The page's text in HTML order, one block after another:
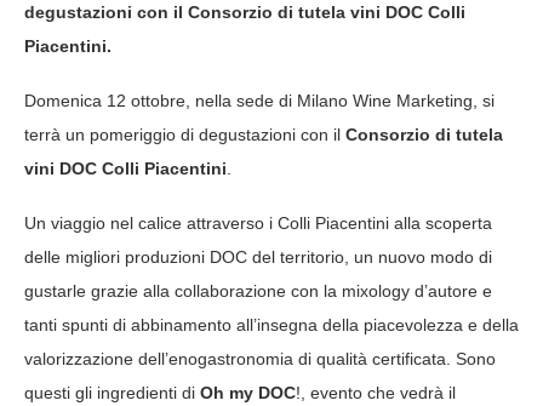
degustazioni con il Consorzio di tutela vini DOC Colli
Piacentini.
Domenica 12 ottobre, nella sede di Milano Wine Marketing, si
terrà un pomeriggio di degustazioni con il Consorzio di tutela
vini DOC Colli Piacentini
Un viaggio nel calice attraverso i Colli Piacentini alla scoperta
delle migliori produzioni DOC del territorio, un nuovo modo di
gustarle grazie alla collaborazione con la mixology d’autore e
tanti spunti di abbinamento all’insegna della piacevolezza e della
valorizzazione dell’enogastronomia di qualità certificata. Sono
questi gli ingredienti di Oh my DOC!, evento che vedrà il